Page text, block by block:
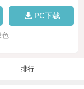
PC下载
色
排行